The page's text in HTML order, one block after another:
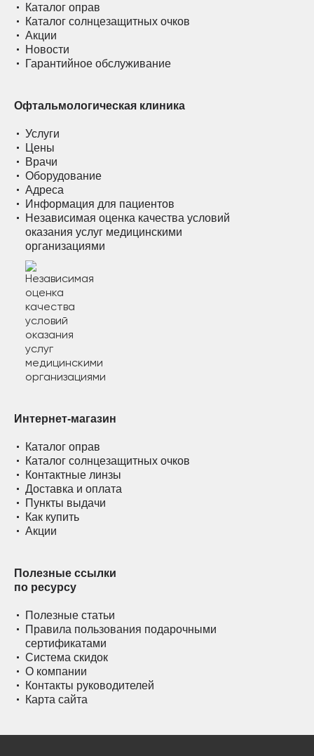
Каталог оправ
Каталог солнцезащитных очков
Акции
Новости
Гарантийное обслуживание
Офтальмологическая клиника
Услуги
Цены
Врачи
Оборудование
Адреса
Информация для пациентов
Независимая оценка качества условий
оказания услуг медицинскими
организациями
Интернет-магазин
Каталог оправ
Каталог солнцезащитных очков
Контактные линзы
Доставка и оплата
Пункты выдачи
Как купить
Акции
Полезные ссылки
по ресурсу
Полезные статьи
Правила пользования подарочными
сертификатами
Система скидок
О компании
Контакты руководителей
Карта сайта